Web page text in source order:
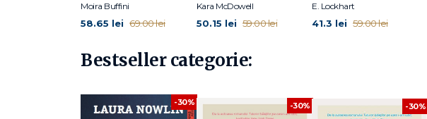
Moira Buffini
58.65 lei 69.00 lei
Kara McDowell
50.15 lei 59.00 lei
E. Lockhart
41.3 lei 59.00 lei
Bestseller categorie:
-30% -30% -30%